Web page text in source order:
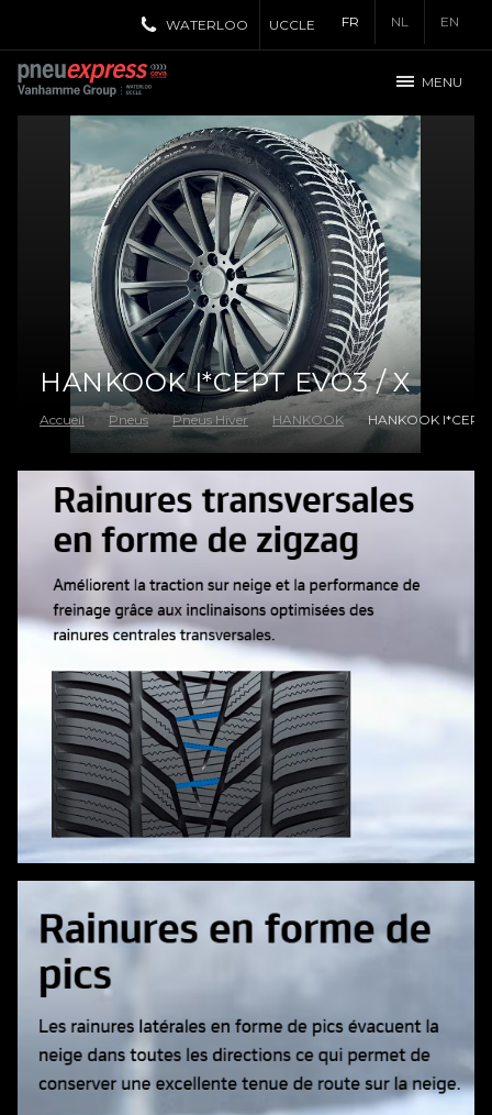
FR NL EN
WATERLOO UCCLE
MENU
HANKOOK I*CEPT EVO3 / X
Accueil Pneus Pneus Hiver HANKOOK HANKOOK I*CEPT